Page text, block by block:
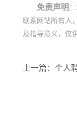
免责声明
联系网站所有人
及指导意义，仅
上一篇：个人